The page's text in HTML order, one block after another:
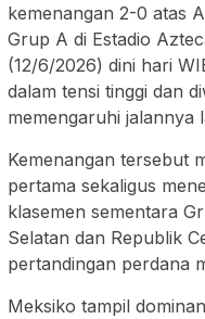
kemenangan 2-0 atas
Grup A di Estadio
(12/6/2026) dini hari
dalam tensi tinggi dan
memengaruhi jalannya
Kemenangan tersebut
pertama sekaligus
klasemen sementara
Selatan dan Republik
pertandingan perdana
Meksiko tampil